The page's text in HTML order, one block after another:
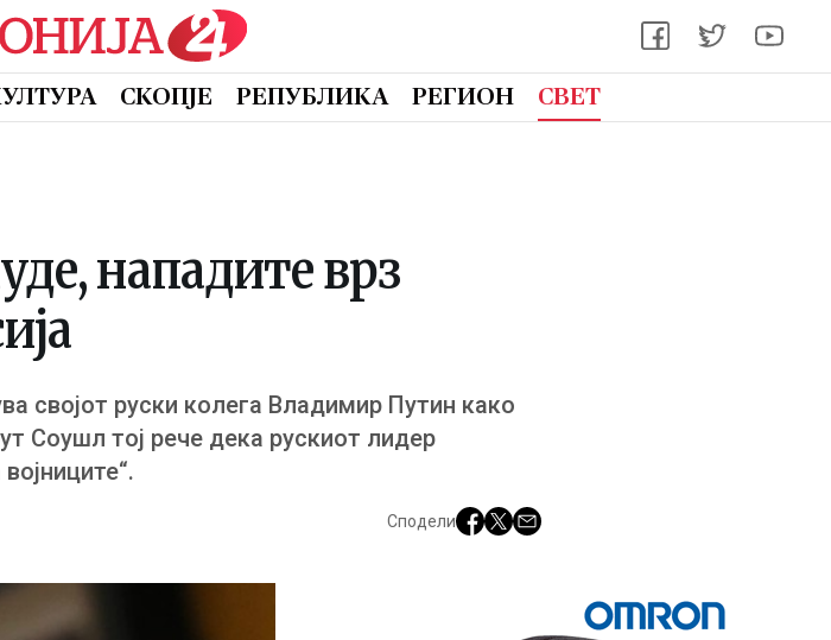
СКОПЈЕ РЕПУБЛИКА РЕГИОН СВЕТ
нападите врз
својот руски колега Владимир Путин како
Соушл тој рече дека рускиот лидер
Сподели